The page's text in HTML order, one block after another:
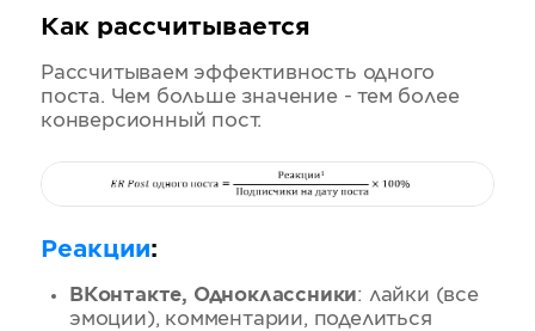
Как рассчитывается
Рассчитываем эффективность одного
поста. Чем больше значение - тем более
конверсионный пост.
Реакции:
ВКонтакте, Одноклассники: лайки (все
эмоции), комментарии, поделиться